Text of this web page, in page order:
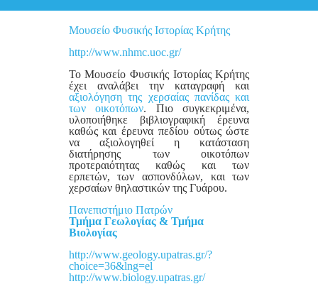
Μουσείο Φυσικής Ιστορίας Κρήτης
http://www.nhmc.uoc.gr/
Το Μουσείο Φυσικής Ιστορίας Κρήτης
έχει αναλάβει την καταγραφή και
αξιολόγηση της χερσαίας πανίδας και
των οικοτόπων. Πιο συγκεκριμένα,
υλοποιήθηκε βιβλιογραφική έρευνα
καθώς και έρευνα πεδίου ούτως ώστε
να αξιολογηθεί η κατάσταση
διατήρησης των οικοτόπων
προτεραιότητας καθώς και των
ερπετών, των ασπονδύλων, και των
χερσαίων θηλαστικών της Γυάρου.
Πανεπιστήμιο Πατρών
Τμήμα Γεωλογίας & Τμήμα
Βιολογίας
http://www.geology.upatras.gr/?
choice=36&lng=el
http://www.biology.upatras.gr/